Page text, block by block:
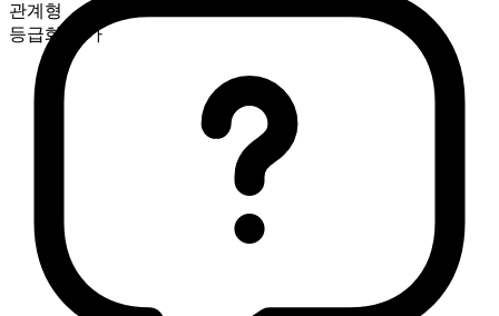
관계형
등급화 불가